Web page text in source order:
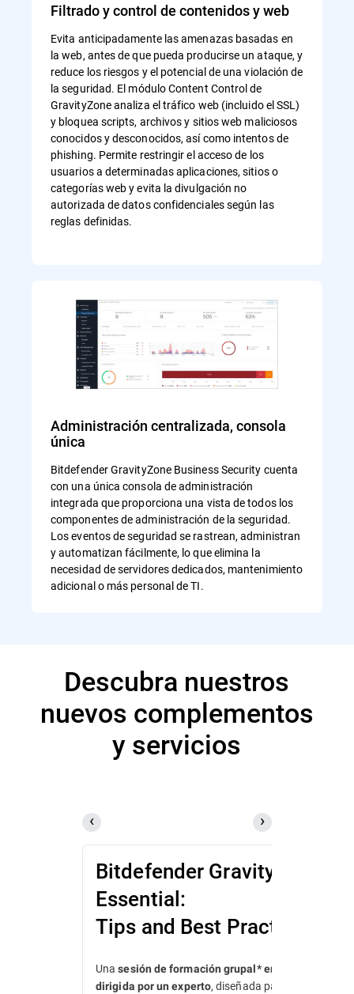
Filtrado y control de contenidos y web
Evita anticipadamente las amenazas basadas en
la web, antes de que pueda producirse un ataque, y
reduce los riesgos y el potencial de una violación de
la seguridad. El módulo Content Control de
GravityZone analiza el tráfico web (incluido el SSL)
y bloquea scripts, archivos y sitios web maliciosos
conocidos y desconocidos, así como intentos de
phishing. Permite restringir el acceso de los
usuarios a determinadas aplicaciones, sitios o
categorías web y evita la divulgación no
autorizada de datos confidenciales según las
reglas definidas.
Administración centralizada, consola
única
Bitdefender GravityZone Business Security cuenta
con una única consola de administración
integrada que proporciona una vista de todos los
componentes de administración de la seguridad.
Los eventos de seguridad se rastrean, administran
y automatizan fácilmente, lo que elimina la
necesidad de servidores dedicados, mantenimiento
adicional o más personal de TI.
Descubra nuestros
nuevos complementos
y servicios
Bitdefender GravityZone
Essential:
Tips and Best Practices
Unasesión de formación grupal* en directo
dirigida por un experto, diseñada para